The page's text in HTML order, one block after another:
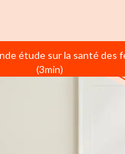
étude sur la santé des
(3min)